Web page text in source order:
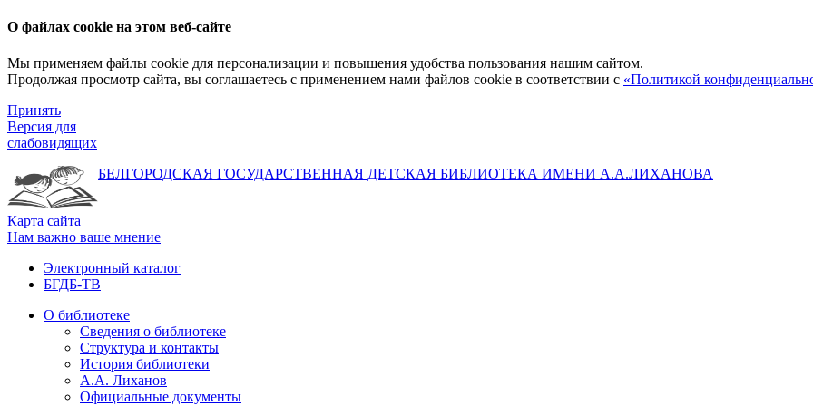
О файлах cookie на этом веб-сайте
Мы применяем файлы cookie для персонализации и повышения удобства пользования нашим сайтом.
Продолжая просмотр сайта, вы соглашаетесь с применением нами файлов cookie в соответствии с «Политикой
Принять
Версия для
слабовидящих
БЕЛГОРОДСКАЯ ГОСУДАРСТВЕННАЯ ДЕТСКАЯ БИБЛИОТЕКА ИМЕНИ А.А.ЛИХАНОВА
Карта сайта
Нам важно ваше мнение
Электронный каталог
БГДБ-ТВ
О библиотеке
Сведения о библиотеке
Структура и контакты
История библиотеки
А.А. Лиханов
Официальные документы